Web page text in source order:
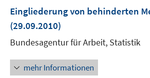
Eingliederung von behinderten
(29.09.2010)
Bundesagentur für Arbeit, Statistik
mehr Informationen